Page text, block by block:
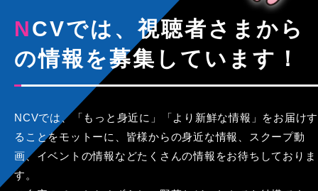
NCVでは、視聴者さまから
の情報を募集しています！
NCVでは、「もっと身近に」「より新鮮な情報」をお届けす
ることをモットーに、皆様からの身近な情報、スクープ動
画、イベントの情報などたくさんの情報をお待ちしておりま
す。